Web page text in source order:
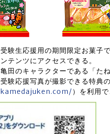
験生応援用の期間限定お菓子
テンツにアクセスできる。
田のキャラクターである「た
験応援写真が撮影できる特典
）を利用で